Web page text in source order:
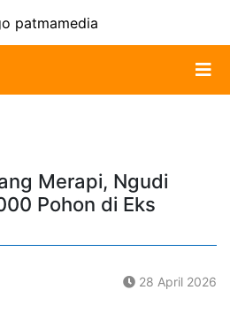
Merapi, Ngudi
Pohon di Eks
28 April 2026